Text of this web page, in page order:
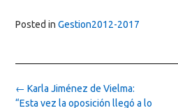
Posted in Gestion2012-2017
Post
navigation
← Karla Jiménez de Vielma:
“Esta vez la oposición llegó a lo